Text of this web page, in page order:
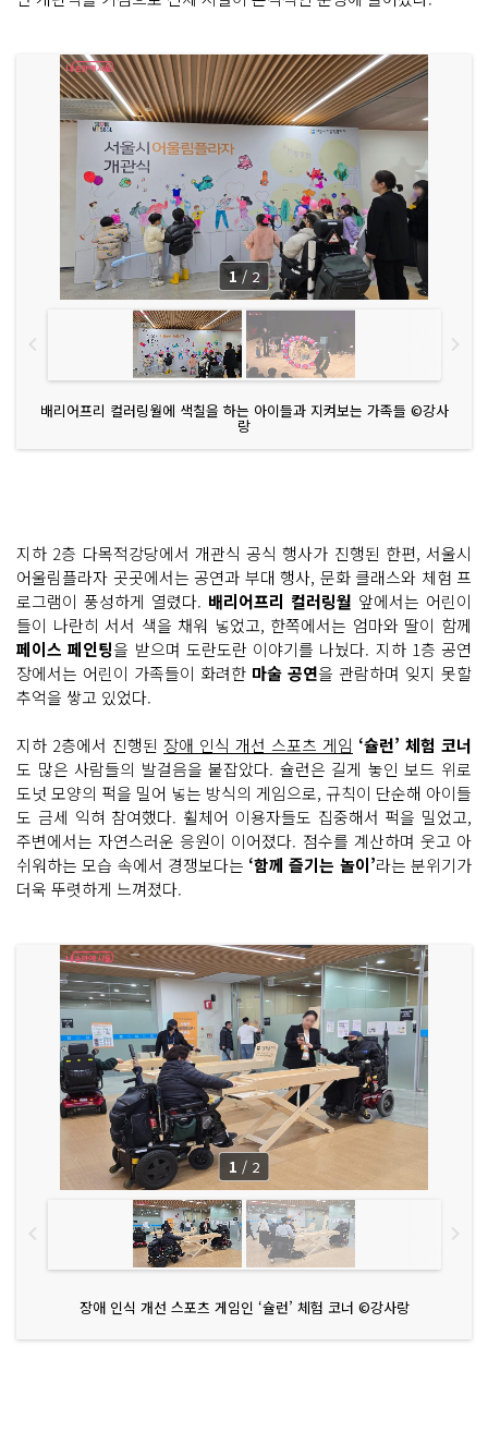
배리어프리 컬러링월에 색칠을 하는 아이들과 지켜보는 가족들 ©강사
랑
1 / 2
지하 2층 다목적강당에서 개관식 공식 행사가 진행된 한편, 서울시
어울림플라자 곳곳에서는 공연과 부대 행사, 문화 클래스와 체험 프
로그램이 풍성하게 열렸다. 배리어프리 컬러링월 앞에서는 어린이
들이 나란히 서서 색을 채워 넣었고, 한쪽에서는 엄마와 딸이 함께
페이스 페인팅을 받으며 도란도란 이야기를 나눴다. 지하 1층 공연
장에서는 어린이 가족들이 화려한 마술 공연을 관람하며 잊지 못할
추억을 쌓고 있었다.
지하 2층에서 진행된 장애 인식 개선 스포츠 게임 ‘슐런’ 체험 코너
도 많은 사람들의 발걸음을 붙잡았다. 슐런은 길게 놓인 보드 위로
도넛 모양의 퍽을 밀어 넣는 방식의 게임으로, 규칙이 단순해 아이들
도 금세 익혀 참여했다. 휠체어 이용자들도 집중해서 퍽을 밀었고,
주변에서는 자연스러운 응원이 이어졌다. 점수를 계산하며 웃고 아
쉬워하는 모습 속에서 경쟁보다는 ‘함께 즐기는 놀이’라는 분위기가
더욱 뚜렷하게 느껴졌다.
장애 인식 개선 스포츠 게임인 ‘슐런’ 체험 코너 ©강사랑
1 / 2